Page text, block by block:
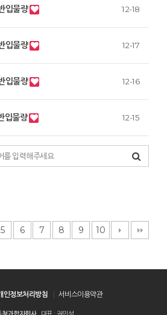
입물량 12-18
입물량 12-17
입물량 12-16
입물량 12-15
5 6 7 8 9 10
인정보처리방침 서비스이용약관